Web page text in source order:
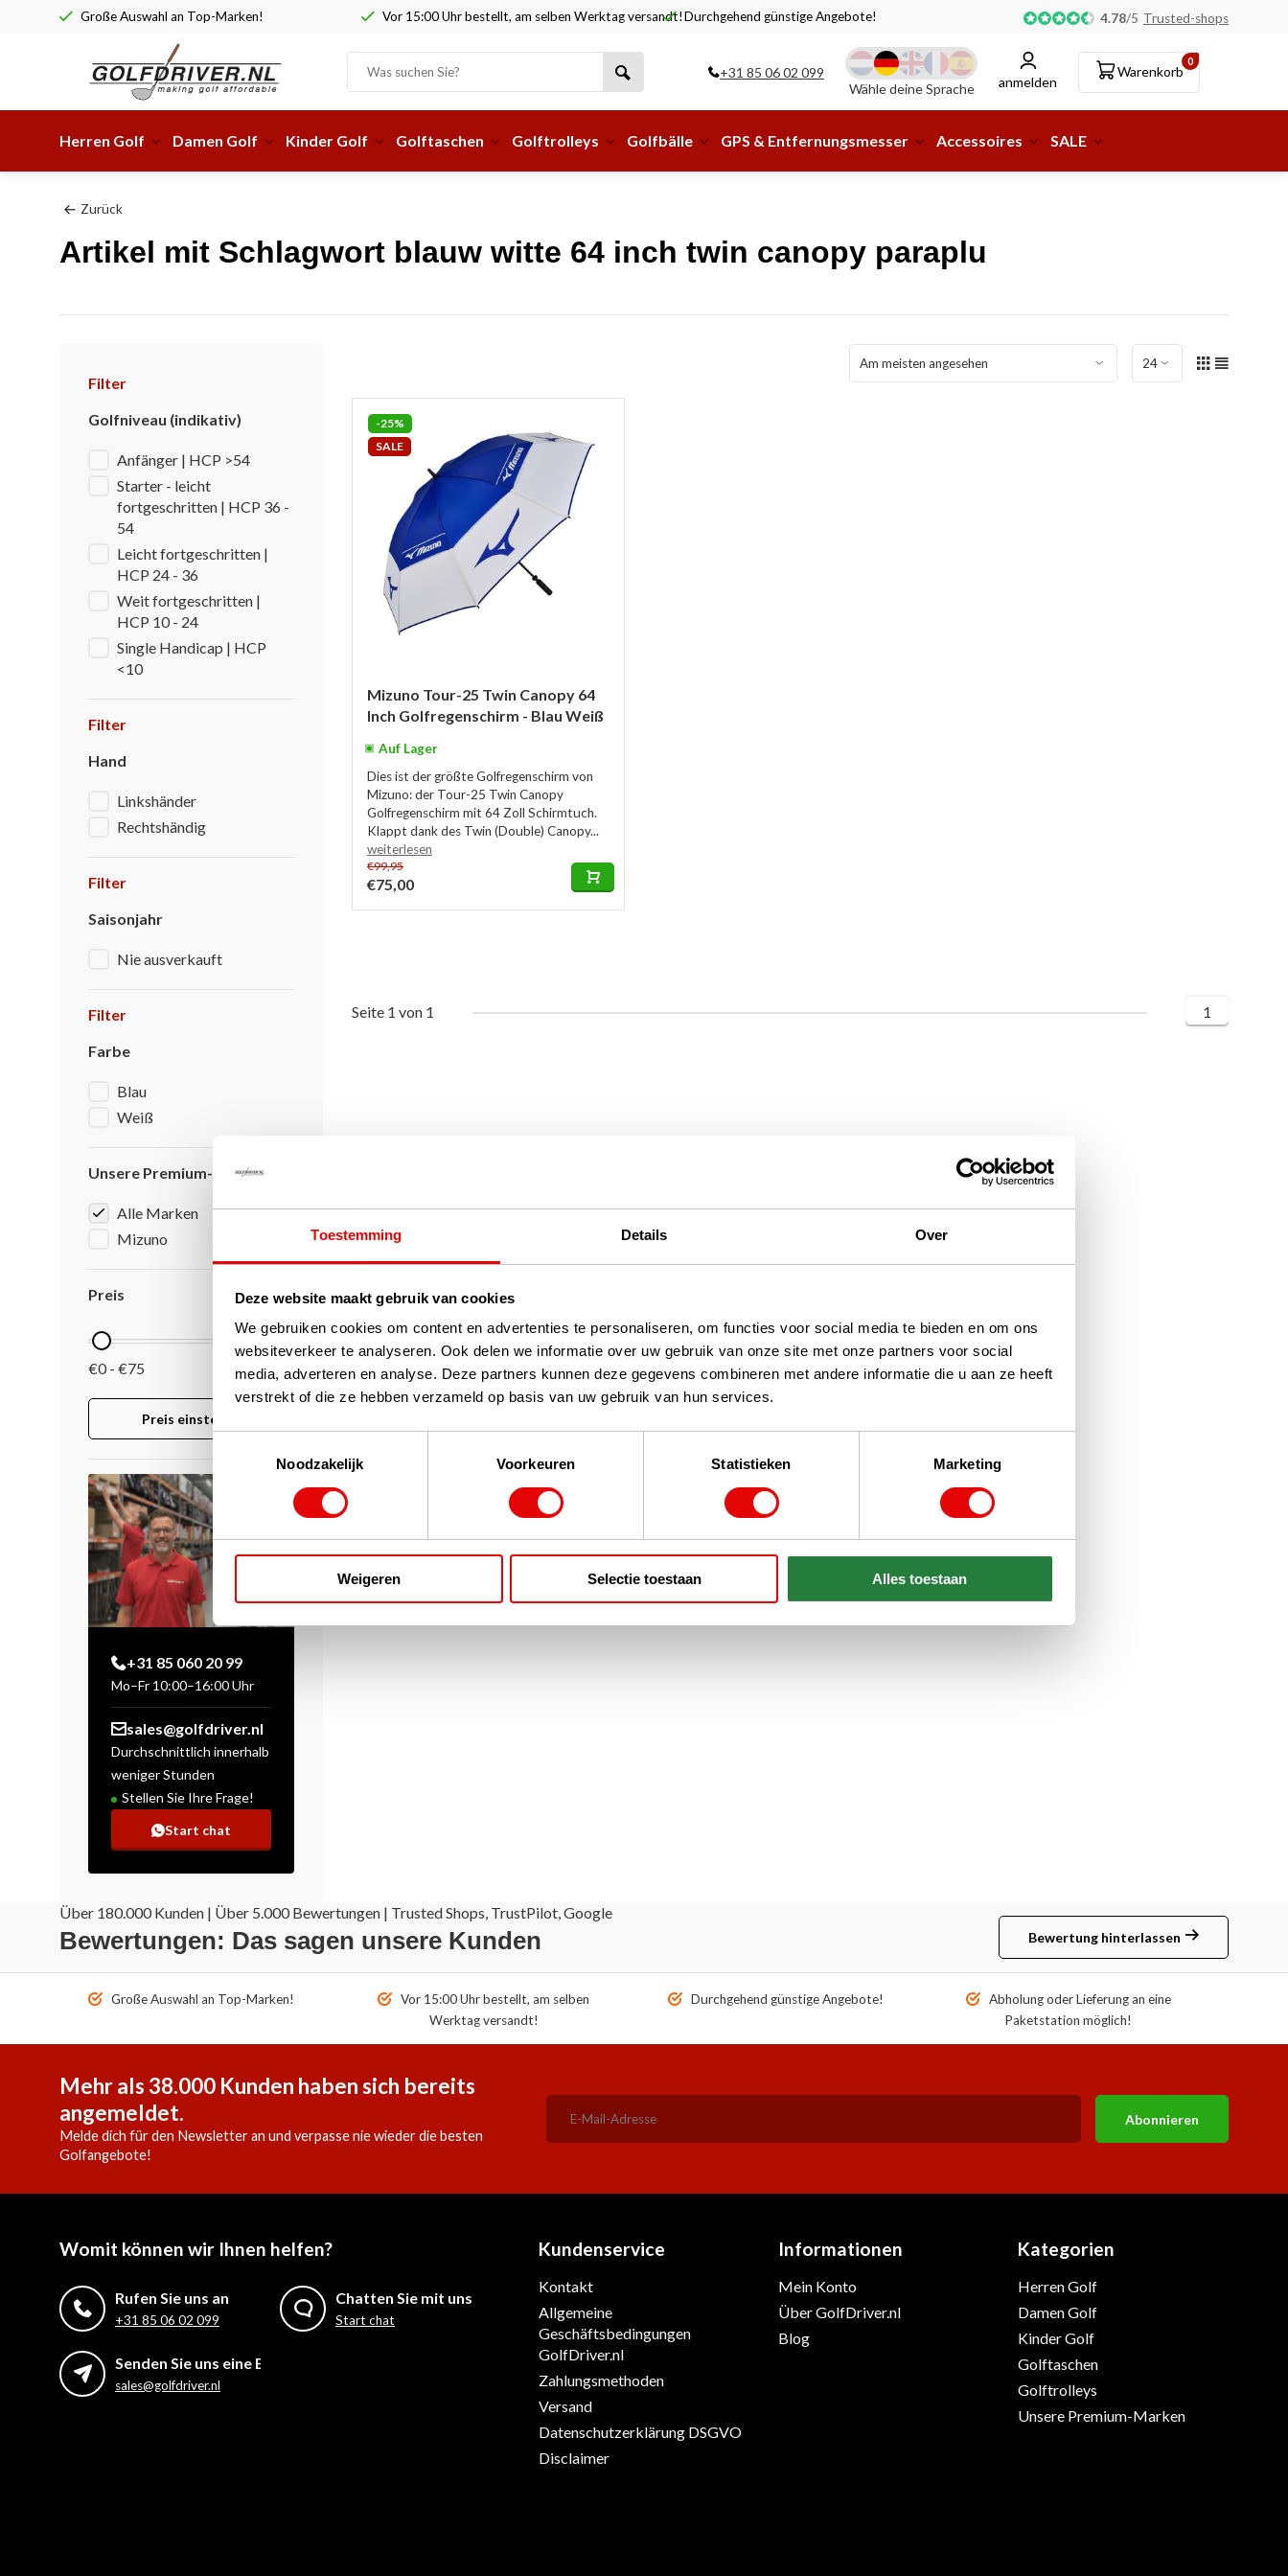
Toestemming Details Over
Deze website maakt gebruik van cookies
We gebruiken cookies om content en advertenties te personaliseren, om functies voor social media te bieden en om ons
websiteverkeer te analyseren. Ook delen we informatie over uw gebruik van onze site met onze partners voor social
media, adverteren en analyse. Deze partners kunnen deze gegevens combineren met andere informatie die u aan ze heeft
verstrekt of die ze hebben verzameld op basis van uw gebruik van hun services.
Toestemmingsselectie
Noodzakelijk
Voorkeuren Statistieken Marketing
Weigeren Selectie toestaan Alles toestaan
Große Auswahl an Top-Marken! Vor 15:00 Uhr bestellt, am selben Werktag versandt!Durchgehend günstige Angebote! Abholung oder Lieferung an eine Paketstation
4.78/5 Trusted-shops
+31 85 06 02 099
Wähle deine Sprache
anmelden
0
Warenkorb
Herren Golf Damen Golf Kinder Golf Golftaschen Golftrolleys Golfbälle GPS & Entfernungsmesser Accessoires SALE
Zurück
Artikel mit Schlagwort blauw witte 64 inch twin canopy paraplu
Filter
Golfniveau (indikativ)
Anfänger | HCP >54
Starter - leicht
fortgeschritten | HCP 36 -
54
Leicht fortgeschritten |
HCP 24 - 36
Weit fortgeschritten |
HCP 10 - 24
Single Handicap | HCP
<10
Filter
Hand
Linkshänder
Rechtshändig
Filter
Saisonjahr
Nie ausverkauft
Filter
Farbe
Blau
Weiß
Unsere Premium-Marken
Alle Marken
Mizuno
Preis
€0 - €75
Preis einstellen
+31 85 060 20 99
Mo–Fr 10:00–16:00 Uhr
sales@golfdriver.nl
Durchschnittlich innerhalb
weniger Stunden
Stellen Sie Ihre Frage!
Start chat
-25%
SALE
Mizuno Tour-25 Twin Canopy 64
Inch Golfregenschirm - Blau Weiß
Auf Lager
Dies ist der größte Golfregenschirm von
Mizuno: der Tour-25 Twin Canopy
Golfregenschirm mit 64 Zoll Schirmtuch.
Klappt dank des Twin (Double) Canopy...
weiterlesen
€99,95
€75,00
Seite 1 von 1 1
Über 180.000 Kunden | Über 5.000 Bewertungen | Trusted Shops, TrustPilot, Google
Bewertungen: Das sagen unsere Kunden Bewertung hinterlassen
Große Auswahl an Top-Marken!
Vor 15:00 Uhr bestellt, am selben
Werktag versandt!
Durchgehend günstige Angebote!
Abholung oder Lieferung an eine
Paketstation möglich!
Mehr als 38.000 Kunden haben sich bereits
angemeldet.
Melde dich für den Newsletter an und verpasse nie wieder die besten
Golfangebote!
Abonnieren
Womit können wir Ihnen helfen?
Rufen Sie uns an
+31 85 06 02 099
Chatten Sie mit uns
Start chat
Senden Sie uns eine E-Mail
sales@golfdriver.nl
Kundenservice
Kontakt
Allgemeine
Geschäftsbedingungen
GolfDriver.nl
Zahlungsmethoden
Versand
Datenschutzerklärung DSGVO
Disclaimer
Informationen
Mein Konto
Über GolfDriver.nl
Blog
Kategorien
Herren Golf
Damen Golf
Kinder Golf
Golftaschen
Golftrolleys
Unsere Premium-Marken